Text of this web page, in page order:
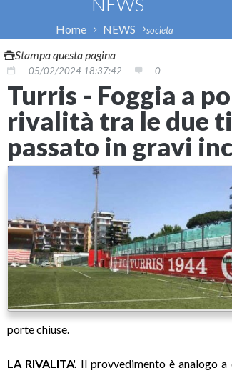
Home NEWS societa
Stampa questa pagina
05/02/2024 18:37:42 0
Turris - Foggia a
rivalità tra le due
passato in gravi
porte chiuse.
LA RIVALITA'. Il provvedimento è analogo a